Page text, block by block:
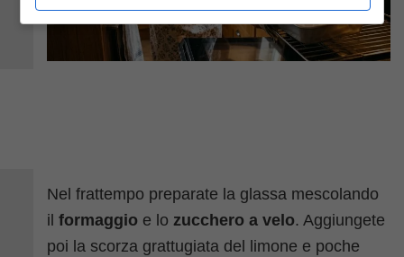
Nel frattempo preparate la glassa mescolando
ilformaggio e lozucchero a velo. Aggiungete
poi la scorza grattugiata del limone e poche